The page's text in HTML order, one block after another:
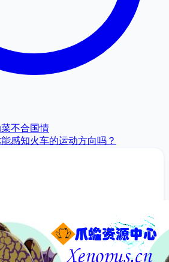
不合国情
感知火车的运动方向吗？